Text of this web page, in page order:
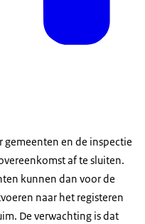
gemeenten en de inspectie
af te sluiten.
kunnen dan voor de
naar het registeren
De verwachting is dat